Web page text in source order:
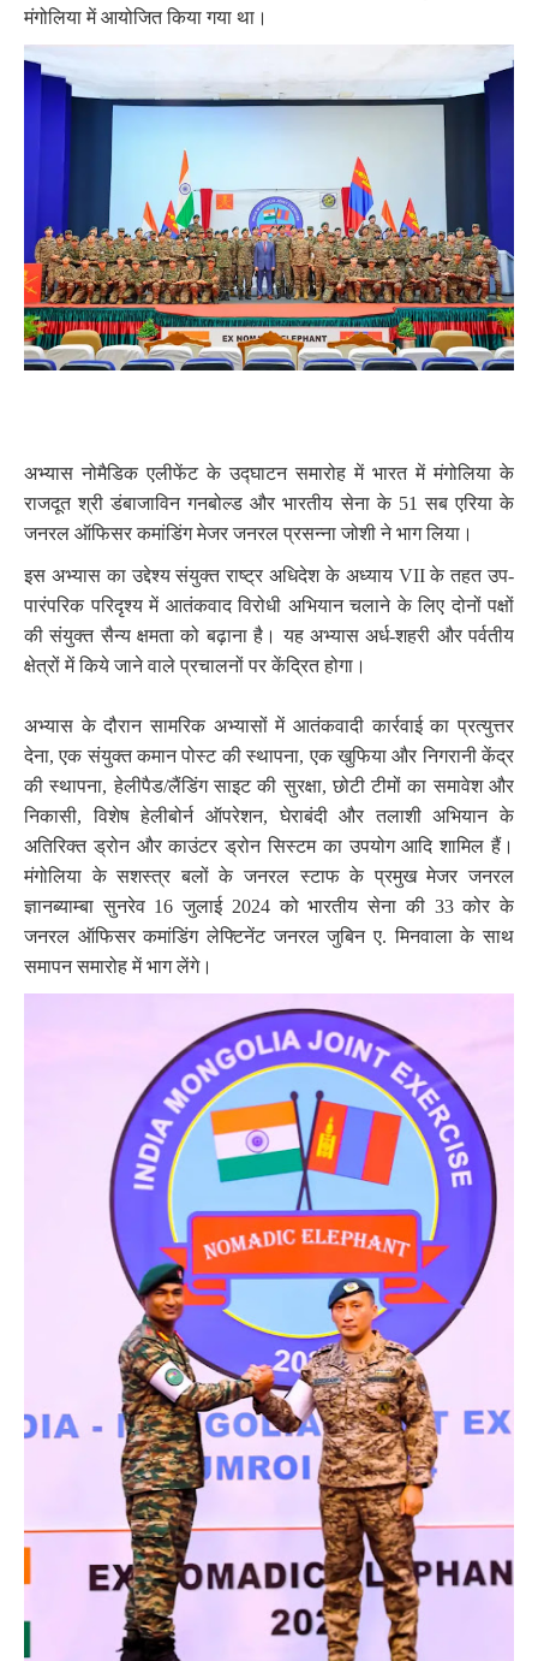
मंगोलिया में आयोजित किया गया था।
अभ्यास नोमैडिक एलीफेंट के उद्घाटन समारोह में भारत में मंगोलिया के
राजदूत श्री डंबाजाविन गनबोल्ड और भारतीय सेना के 51 सब एरिया के
जनरल ऑफिसर कमांडिंग मेजर जनरल प्रसन्ना जोशी ने भाग लिया।
इस अभ्यास का उद्देश्य संयुक्त राष्ट्र अधिदेश के अध्याय VII के तहत उप-
पारंपरिक परिदृश्य में आतंकवाद विरोधी अभियान चलाने के लिए दोनों पक्षों
की संयुक्त सैन्य क्षमता को बढ़ाना है। यह अभ्यास अर्ध-शहरी और पर्वतीय
क्षेत्रों में किये जाने वाले प्रचालनों पर केंद्रित होगा।
अभ्यास के दौरान सामरिक अभ्यासों में आतंकवादी कार्रवाई का प्रत्युत्तर
देना, एक संयुक्त कमान पोस्ट की स्थापना, एक खुफिया और निगरानी केंद्र
की स्थापना, हेलीपैड/लैंडिंग साइट की सुरक्षा, छोटी टीमों का समावेश और
निकासी, विशेष हेलीबोर्न ऑपरेशन, घेराबंदी और तलाशी अभियान के
अतिरिक्त ड्रोन और काउंटर ड्रोन सिस्टम का उपयोग आदि शामिल हैं।
मंगोलिया के सशस्त्र बलों के जनरल स्टाफ के प्रमुख मेजर जनरल
ज्ञानब्याम्बा सुनरेव 16 जुलाई 2024 को भारतीय सेना की 33 कोर के
जनरल ऑफिसर कमांडिंग लेफ्टिनेंट जनरल जुबिन ए. मिनवाला के साथ
समापन समारोह में भाग लेंगे।